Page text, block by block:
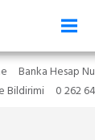
Banka Hesap
Bildirimi 0 262